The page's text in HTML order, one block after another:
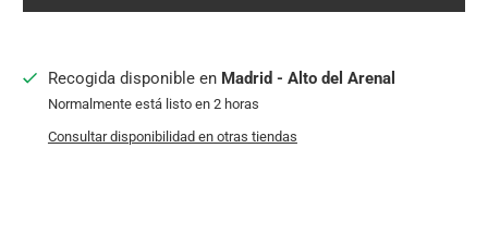
Recogida disponible en Madrid - Alto del Arenal
Normalmente está listo en 2 horas
Consultar disponibilidad en otras tiendas